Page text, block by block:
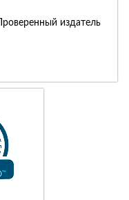
Проверенный издатель